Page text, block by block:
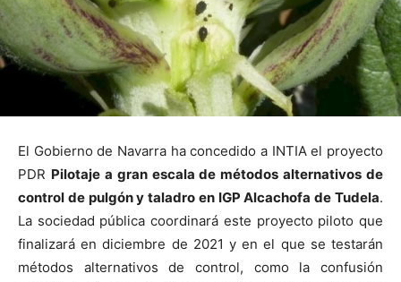
El Gobierno de Navarra ha concedido a INTIA el proyecto
PDR Pilotaje a gran escala de métodos alternativos de
control de pulgón y taladro en IGP Alcachofa de Tudela.
La sociedad pública coordinará este proyecto piloto que
finalizará en diciembre de 2021 y en el que se testarán
métodos alternativos de control, como la confusión